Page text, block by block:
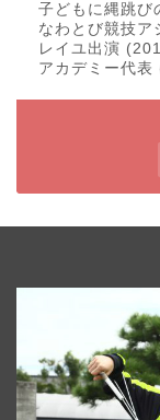
子どもに縄跳び
なわとび競技
レイユ出演
アカデミー代表